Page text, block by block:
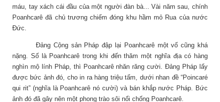
máu, tay xách cái đầu của một người đàn bà... Vài năm sau, chính
Poanhcarê đã chủ trương chiếm đóng khu hầm mỏ Rua của nước
Đức.
Đảng Cộng sản Pháp đập lại Poanhcarê một vố cũng khá
nặng. Số là Poanhcarê trong khi đến thăm một nghĩa địa có hàng
nghìn mộ lính Pháp, thì Poanhcarê nhăn răng cười. Đảng Pháp lấy
được bức ảnh đó, cho in ra hàng triệu tấm, dưới nhan đề “Poincaré
qui rit” (nghĩa là Poanhcarê nó cười) và bán khắp nước Pháp. Bức
ảnh đó đã gây nên một phong trào sôi nổi chống Poanhcarê.